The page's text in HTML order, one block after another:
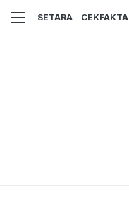
SETARA CEKFAKTA